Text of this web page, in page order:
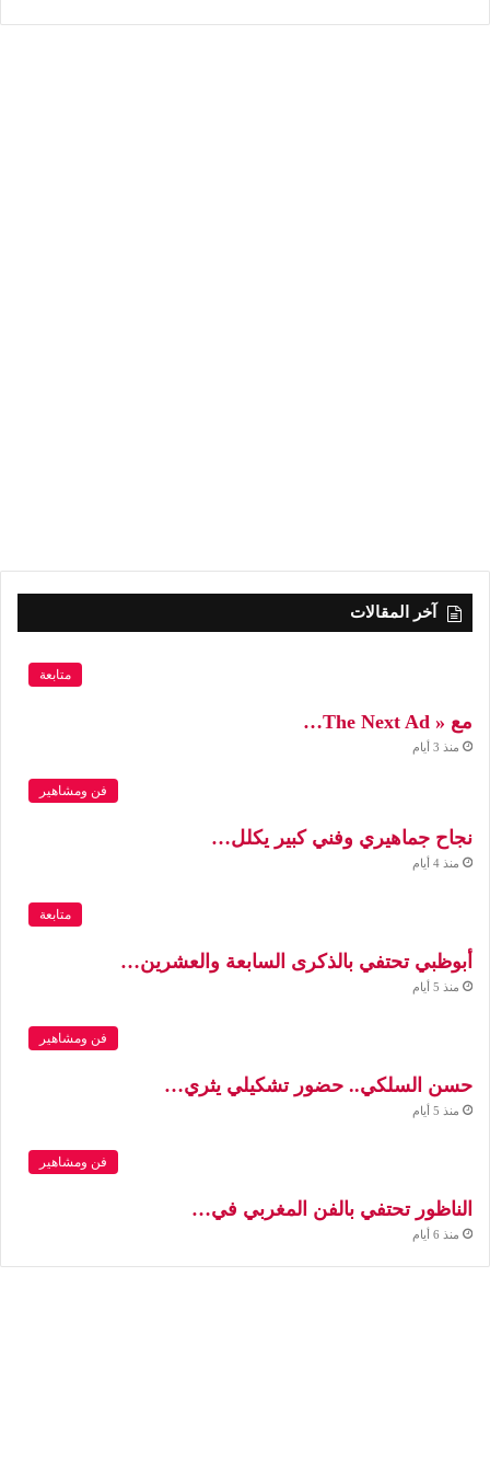
آخر المقالات
متابعة
مع « The Next Ad…
منذ 3 أيام
فن ومشاهير
نجاح جماهيري وفني كبير يكلل…
منذ 4 أيام
متابعة
أبوظبي تحتفي بالذكرى السابعة والعشرين…
منذ 5 أيام
فن ومشاهير
حسن السلكي.. حضور تشكيلي يثري…
منذ 5 أيام
فن ومشاهير
الناظور تحتفي بالفن المغربي في…
منذ 6 أيام